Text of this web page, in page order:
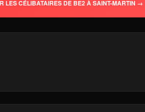
LES CÉLIBATAIRES DE BE2 À SAINT-MARTIN →